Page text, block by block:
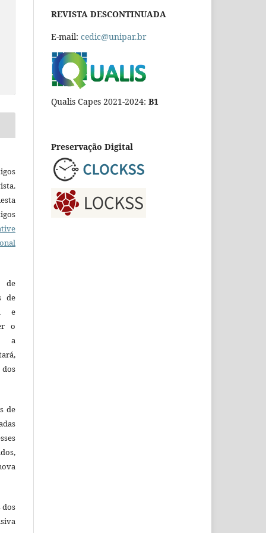
de
de
e
o
a
de
dos
REVISTA DESCONTINUADA
E-mail: cedic@unipar.br
Qualis Capes 2021-2024: B1
Preservação Digital